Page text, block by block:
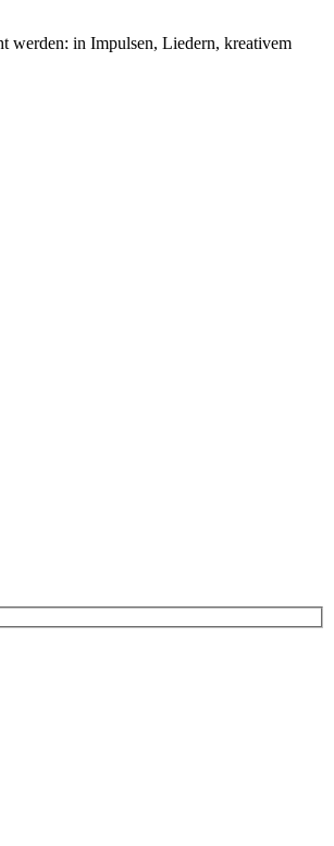
werden: in Impulsen, Liedern, kreativem